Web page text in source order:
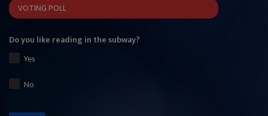
VOTING POLL
Do you like reading in the subway?
Yes
No